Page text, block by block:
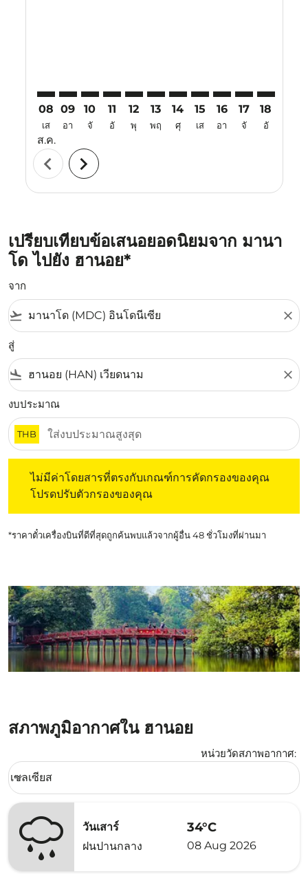
08
เส
ส.ค.
09
อา
10
จั
11
อั
12
พุ
13
พฤ
14
ศุ
15
เส
16
อา
17
จั
18
อั
chevron_left chevron_right
เปรียบเทียบข้อเสนอยอดนิยมจาก มานา
โด ไปยัง ฮานอย*
จาก
flight_takeoff close
สู่
flight_land close
งบประมาณ
THB
ไม่มีค่าโดยสารที่ตรงกับเกณฑ์การคัดกรองของคุณ
โปรดปรับตัวกรองของคุณ
*ราคาตั๋วเครื่องบินที่ดีที่สุดถูกค้นพบแล้วจากผู้อื่น 48 ชั่วโมงที่ผ่านมา
สภาพภูมิอากาศใน ฮานอย
หน่วยวัดสภาพอากาศ:
Weather unit option เซลเซียส Selected
เซลเซียส
keyboard_arrow_down
วันเสาร์
ฝนปานกลาง
34°C
08 Aug 2026